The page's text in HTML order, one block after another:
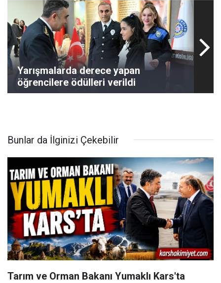
Yarışmalarda derece yapan
öğrencilere ödülleri verildi
Bunlar da İlginizi Çekebilir
Tarım ve Orman Bakanı Yumaklı Kars'ta